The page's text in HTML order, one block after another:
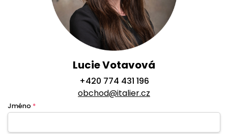
Lucie Votavová
+420 774 431 196
obchod@italier.cz
Jméno *